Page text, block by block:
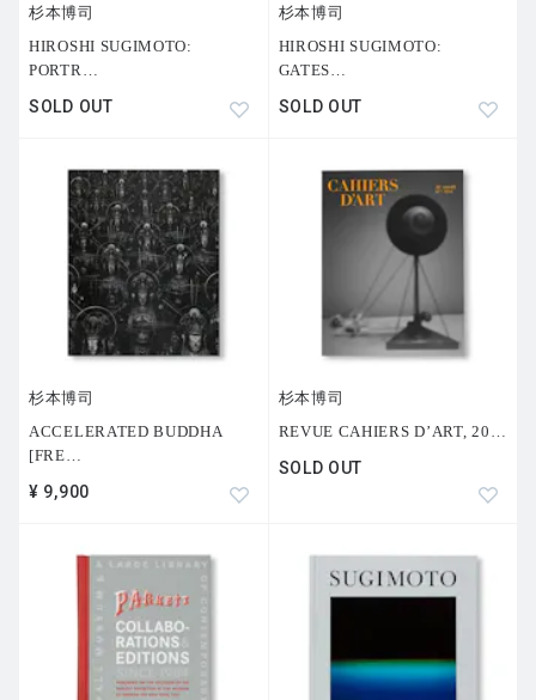
杉本博司
HIROSHI SUGIMOTO:
PORTR
SOLD OUT
杉本博司
HIROSHI SUGIMOTO:
GATES
SOLD OUT
杉本博司
ACCELERATED BUDDHA
[FRE…
¥ 9,900
杉本博司
REVUE CAHIERS D’ART, 20 …
SOLD OUT